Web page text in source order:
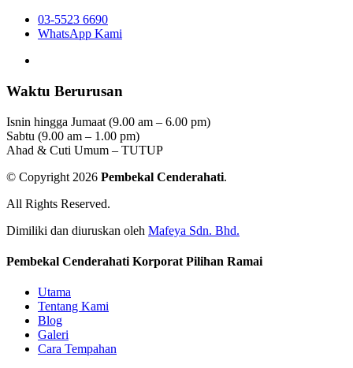
03-5523 6690
WhatsApp Kami
Waktu Berurusan
Isnin hingga Jumaat (9.00 am – 6.00 pm)
Sabtu (9.00 am – 1.00 pm)
Ahad & Cuti Umum – TUTUP
© Copyright 2026 Pembekal Cenderahati.
All Rights Reserved.
Dimiliki dan diuruskan oleh Mafeya Sdn. Bhd.
Pembekal Cenderahati Korporat Pilihan Ramai
Utama
Tentang Kami
Blog
Galeri
Cara Tempahan